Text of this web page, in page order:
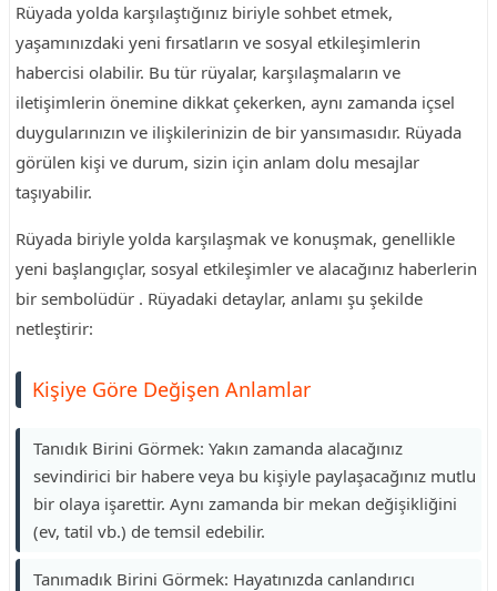
Rüyada yolda karşılaştığınız biriyle sohbet etmek,
yaşamınızdaki yeni fırsatların ve sosyal etkileşimlerin
habercisi olabilir. Bu tür rüyalar, karşılaşmaların ve
iletişimlerin önemine dikkat çekerken, aynı zamanda içsel
duygularınızın ve ilişkilerinizin de bir yansımasıdır. Rüyada
görülen kişi ve durum, sizin için anlam dolu mesajlar
taşıyabilir.
Rüyada biriyle yolda karşılaşmak ve konuşmak, genellikle
yeni başlangıçlar, sosyal etkileşimler ve alacağınız haberlerin
bir sembolüdür . Rüyadaki detaylar, anlamı şu şekilde
netleştirir:
Kişiye Göre Değişen Anlamlar
Tanıdık Birini Görmek: Yakın zamanda alacağınız
sevindirici bir habere veya bu kişiyle paylaşacağınız mutlu
bir olaya işarettir. Aynı zamanda bir mekan değişikliğini
(ev, tatil vb.) de temsil edebilir.
Tanımadık Birini Görmek: Hayatınızda canlandırıcı